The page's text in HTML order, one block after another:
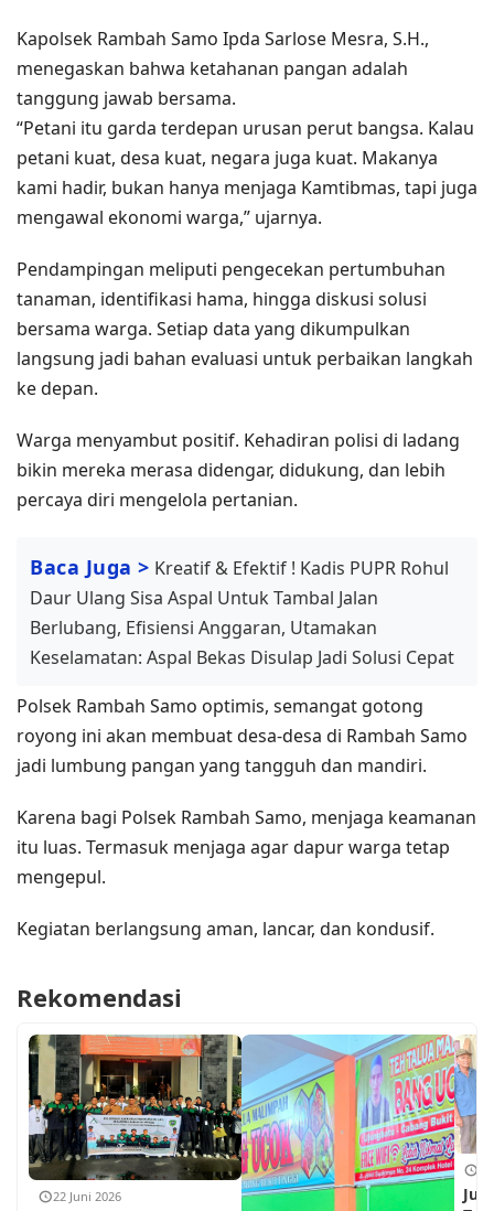
Kapolsek Rambah Samo Ipda Sarlose Mesra, S.H.,
menegaskan bahwa ketahanan pangan adalah
tanggung jawab bersama.
“Petani itu garda terdepan urusan perut bangsa. Kalau
petani kuat, desa kuat, negara juga kuat. Makanya
kami hadir, bukan hanya menjaga Kamtibmas, tapi juga
mengawal ekonomi warga,” ujarnya.
Pendampingan meliputi pengecekan pertumbuhan
tanaman, identifikasi hama, hingga diskusi solusi
bersama warga. Setiap data yang dikumpulkan
langsung jadi bahan evaluasi untuk perbaikan langkah
ke depan.
Warga menyambut positif. Kehadiran polisi di ladang
bikin mereka merasa didengar, didukung, dan lebih
percaya diri mengelola pertanian.
Baca Juga > Kreatif & Efektif ! Kadis PUPR Rohul
Daur Ulang Sisa Aspal Untuk Tambal Jalan
Berlubang, Efisiensi Anggaran, Utamakan
Keselamatan: Aspal Bekas Disulap Jadi Solusi Cepat
Polsek Rambah Samo optimis, semangat gotong
royong ini akan membuat desa-desa di Rambah Samo
jadi lumbung pangan yang tangguh dan mandiri.
Karena bagi Polsek Rambah Samo, menjaga keamanan
itu luas. Termasuk menjaga agar dapur warga tetap
mengepul.
Kegiatan berlangsung aman, lancar, dan kondusif.
Rekomendasi
22 Juni 2026